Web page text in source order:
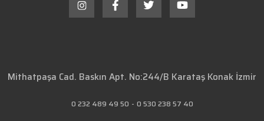
Mithatpaşa Cad. Baskın Apt. No:244/B Karataş Konak İzmir
0 232 489 49 50 - 0 530 238 57 40